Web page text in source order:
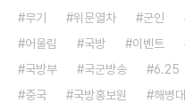
무기
위문열차 군인
어울림
국방 이벤트
국방부
국군방송 6.25
중국
국방홍보원 해병대